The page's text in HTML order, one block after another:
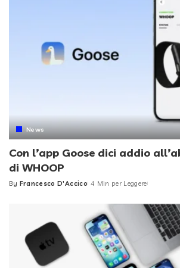
News
Con l’app Goose dici addio
di WHOOP
Posted
By Francesco D'Accico 4 Min per Leggere